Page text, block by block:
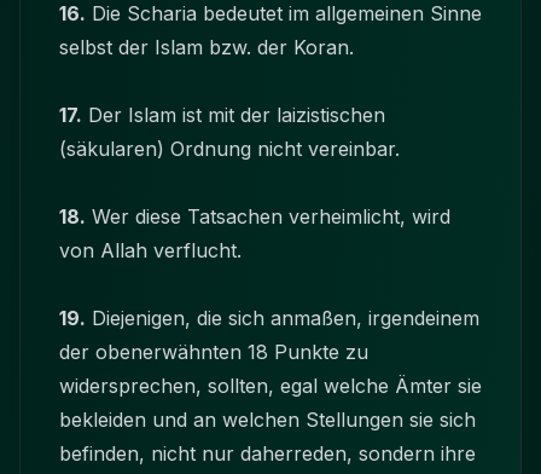
16. Die Scharia bedeutet im allgemeinen Sinne
selbst der Islam bzw. der Koran.
17. Der Islam ist mit der laizistischen
(säkularen) Ordnung nicht vereinbar.
18. Wer diese Tatsachen verheimlicht, wird
von Allah verflucht.
19. Diejenigen, die sich anmaßen, irgendeinem
der obenerwähnten 18 Punkte zu
widersprechen, sollten, egal welche Ämter sie
bekleiden und an welchen Stellungen sie sich
befinden, nicht nur daherreden, sondern ihre